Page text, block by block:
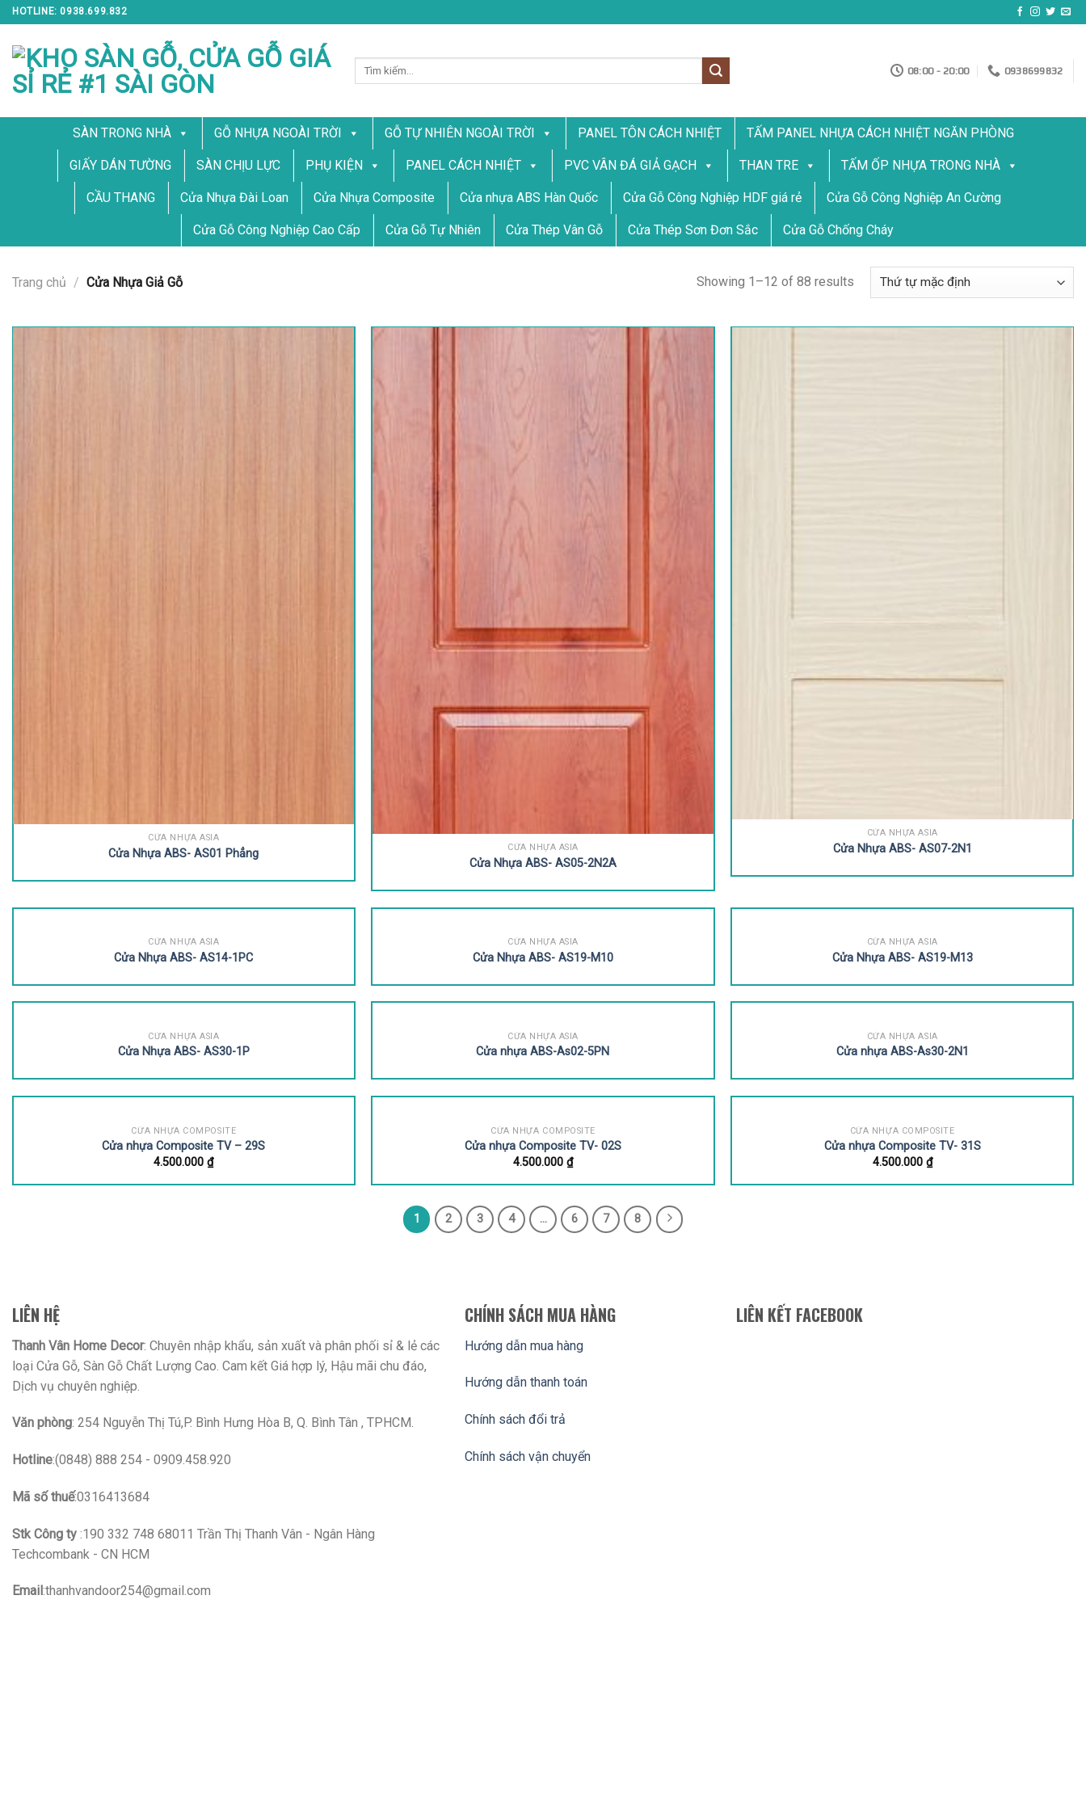
Skip
content
HOTLINE: 0938.699.832
Tìm
08:00 - 20:00 0938699832
SÀN TRONG NHÀ GỖ NHỰA NGOÀI TRỜI GỖ TỰ NHIÊN NGOÀI TRỜI PANEL TÔN CÁCH NHIỆT TẤM PANEL NHỰA CÁCH NHIỆT NGĂN PHÒNG
GIẤY DÁN TƯỜNG SÀN CHỊU LỰC PHỤ KIỆN PANEL CÁCH NHIỆT PVC VÂN ĐÁ GIẢ GẠCH THAN TRE TẤM ỐP NHỰA TRONG NHÀ
CẦU THANG Cửa Nhựa Đài Loan Cửa Nhựa Composite Cửa nhựa ABS Hàn Quốc Cửa Gỗ Công Nghiệp HDF giá rẻ Cửa Gỗ Công Nghiệp An Cường
Cửa Gỗ Công Nghiệp Cao Cấp Cửa Gỗ Tự Nhiên Cửa Thép Vân Gỗ Cửa Thép Sơn Đơn Sắc Cửa Gỗ Chống Cháy
Trang chủ / Cửa Nhựa Giả Gỗ Showing 1–12 of 88 results
CỬA NHỰA ASIA
Cửa Nhựa ABS- AS01 Phẳng CỬA NHỰA ASIA
Cửa Nhựa ABS- AS05-2N2A
CỬA NHỰA ASIA
Cửa Nhựa ABS- AS07-2N1
CỬA NHỰA ASIA
Cửa Nhựa ABS- AS14-1PC
CỬA NHỰA ASIA
Cửa Nhựa ABS- AS19-M10
CỬA NHỰA ASIA
Cửa Nhựa ABS- AS19-M13
CỬA NHỰA ASIA
Cửa Nhựa ABS- AS30-1P
CỬA NHỰA ASIA
Cửa nhựa ABS-As02-5PN
CỬA NHỰA ASIA
Cửa nhựa ABS-As30-2N1
CỬA NHỰA COMPOSITE
Cửa nhựa Composite TV – 29S
4.500.000₫
CỬA NHỰA COMPOSITE
Cửa nhựa Composite TV- 02S
4.500.000 ₫
CỬA NHỰA COMPOSITE
Cửa nhựa Composite TV- 31S
4.500.000 ₫
1 2 3 4 … 6 7 8
LIÊN HỆ
Thanh Vân Home Decor: Chuyên nhập khẩu, sản xuất và phân phối sỉ & lẻ các
loại Cửa Gỗ, Sàn Gỗ Chất Lượng Cao. Cam kết Giá hợp lý, Hậu mãi chu đáo,
Dịch vụ chuyên nghiệp.
Văn phòng: 254 Nguyễn Thị Tú,P. Bình Hưng Hòa B, Q. Bình Tân , TPHCM.
Hotline:(0848) 888 254 - 0909.458.920
Mã số thuế:0316413684
Stk Công ty :190 332 748 68011 Trần Thị Thanh Vân - Ngân Hàng
Techcombank - CN HCM
Email :thanhvandoor254@gmail.com
CHÍNH SÁCH MUA HÀNG
Hướng dẫn mua hàng
Hướng dẫn thanh toán
Chính sách đổi trả
Chính sách vận chuyển
LIÊN KẾT FACEBOOK